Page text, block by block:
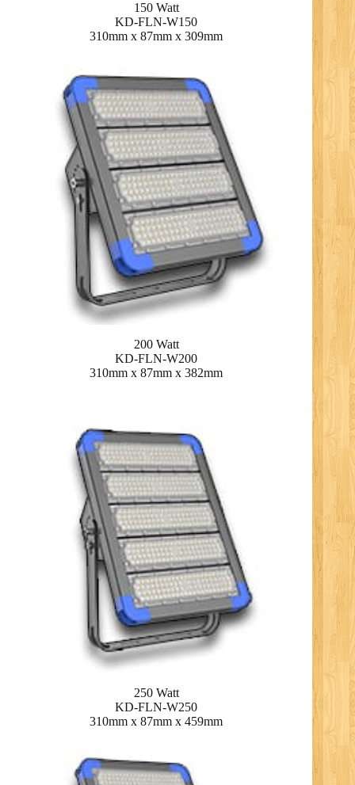
150 Watt
KD-FLN-W150
310mm x 87mm x 309mm
200 Watt
KD-FLN-W200
310mm x 87mm x 382mm
250 Watt
KD-FLN-W250
310mm x 87mm x 459mm